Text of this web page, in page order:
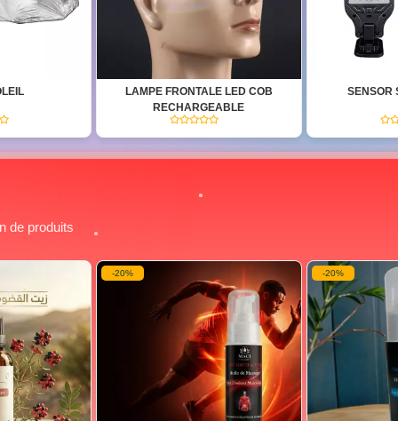
LED COB
SENSOR STREET LAMP
SUPPORT
de produits
-20% -30%